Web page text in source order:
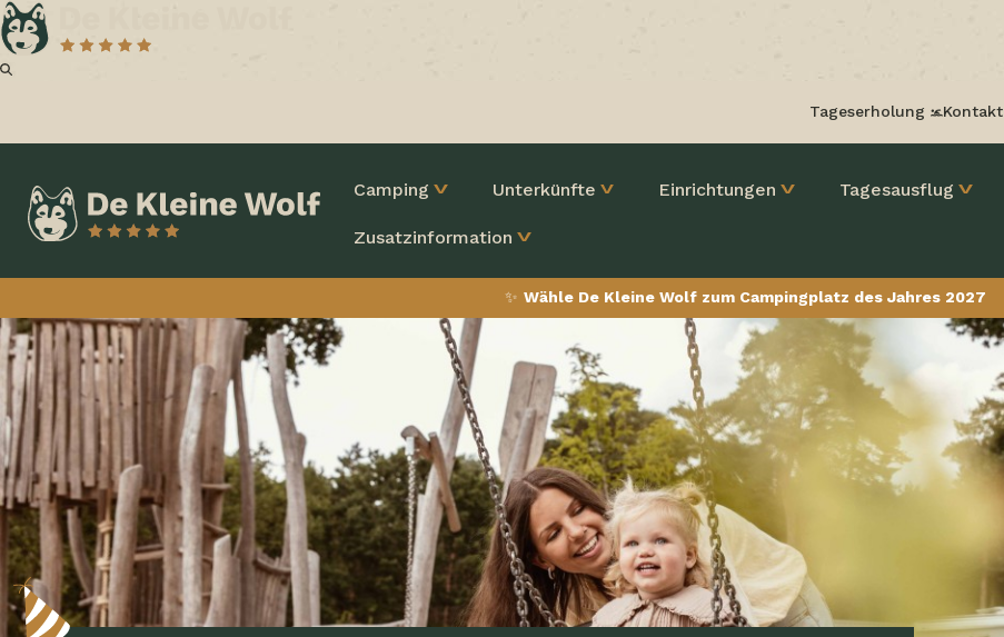
Tageserholung Kontakt
Camping Unterkünfte Einrichtungen Tagesausflug
Zusatzinformation
✨ Wähle De Kleine Wolf zum Campingplatz des Jahres 2027